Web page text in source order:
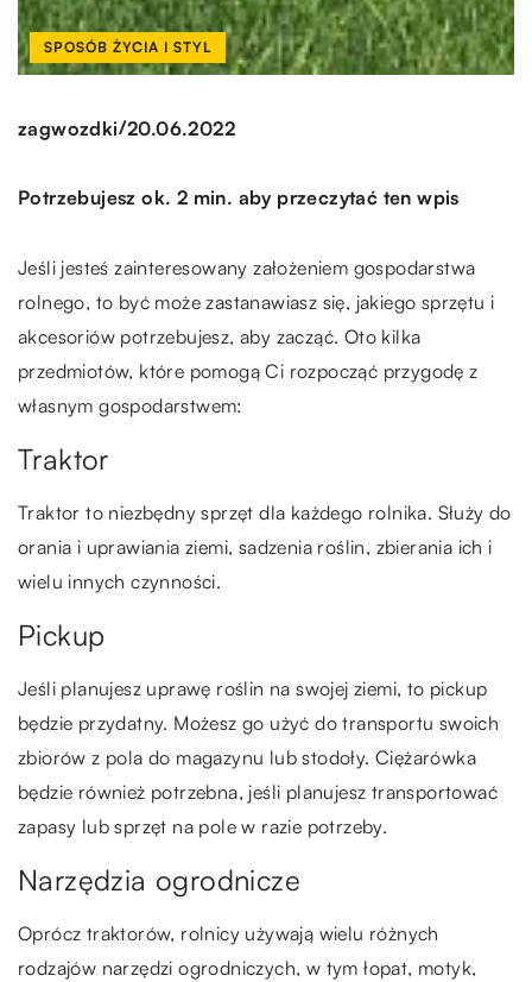
SPOSÓB ŻYCIA I STYL
zagwozdki/20.06.2022
Potrzebujesz ok. 2 min. aby przeczytać ten wpis
Jeśli jesteś zainteresowany założeniem gospodarstwa
rolnego, to być może zastanawiasz się, jakiego sprzętu i
akcesoriów potrzebujesz, aby zacząć. Oto kilka
przedmiotów, które pomogą Ci rozpocząć przygodę z
własnym gospodarstwem:
Traktor
Traktor to niezbędny sprzęt dla każdego rolnika. Służy do
orania i uprawiania ziemi, sadzenia roślin, zbierania ich i
wielu innych czynności.
Pickup
Jeśli planujesz uprawę roślin na swojej ziemi, to pickup
będzie przydatny. Możesz go użyć do transportu swoich
zbiorów z pola do magazynu lub stodoły. Ciężarówka
będzie również potrzebna, jeśli planujesz transportować
zapasy lub sprzęt na pole w razie potrzeby.
Narzędzia ogrodnicze
Oprócz traktorów, rolnicy używają wielu różnych
rodzajów narzędzi ogrodniczych, w tym łopat, motyk,